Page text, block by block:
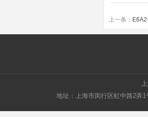
上一条：
地址：上海市闵行区虹中路2弄1